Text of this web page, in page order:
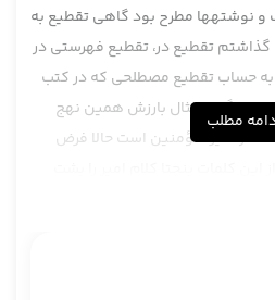
و نوشته­ها مطرح بود گاهی تقطيع به
تقطيع در، تقطيع فهرستی در
به حساب تقطيع مصطلحی که در کتب
مثلاً حالا مثال بارزش همين نهج
اميرالمؤمنين است حالا فرض
کرده جمعش بکنيم برسانيمش به
ايشان پنج­تايش را آورد آن آقا
مطلب